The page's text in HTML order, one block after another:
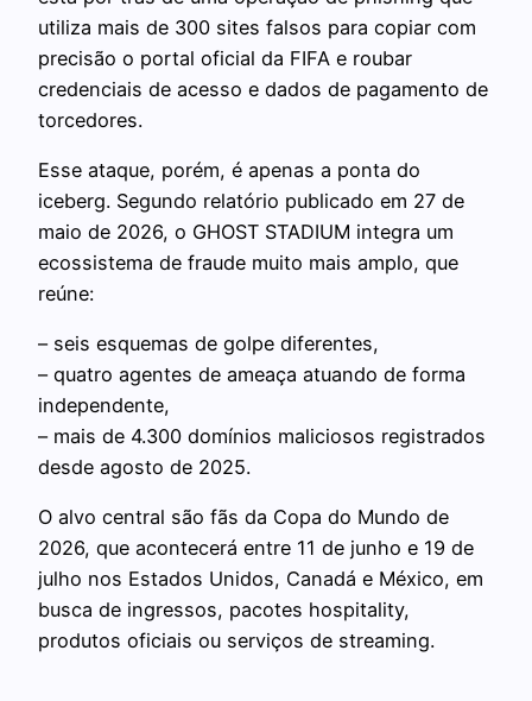
utiliza mais de 300 sites falsos para copiar com
precisão o portal oficial da FIFA e roubar
credenciais de acesso e dados de pagamento de
torcedores.
Esse ataque, porém, é apenas a ponta do
iceberg. Segundo relatório publicado em 27 de
maio de 2026, o GHOST STADIUM integra um
ecossistema de fraude muito mais amplo, que
reúne:
– seis esquemas de golpe diferentes,
– quatro agentes de ameaça atuando de forma
independente,
– mais de 4.300 domínios maliciosos registrados
desde agosto de 2025.
O alvo central são fãs da Copa do Mundo de
2026, que acontecerá entre 11 de junho e 19 de
julho nos Estados Unidos, Canadá e México, em
busca de ingressos, pacotes hospitality,
produtos oficiais ou serviços de streaming.